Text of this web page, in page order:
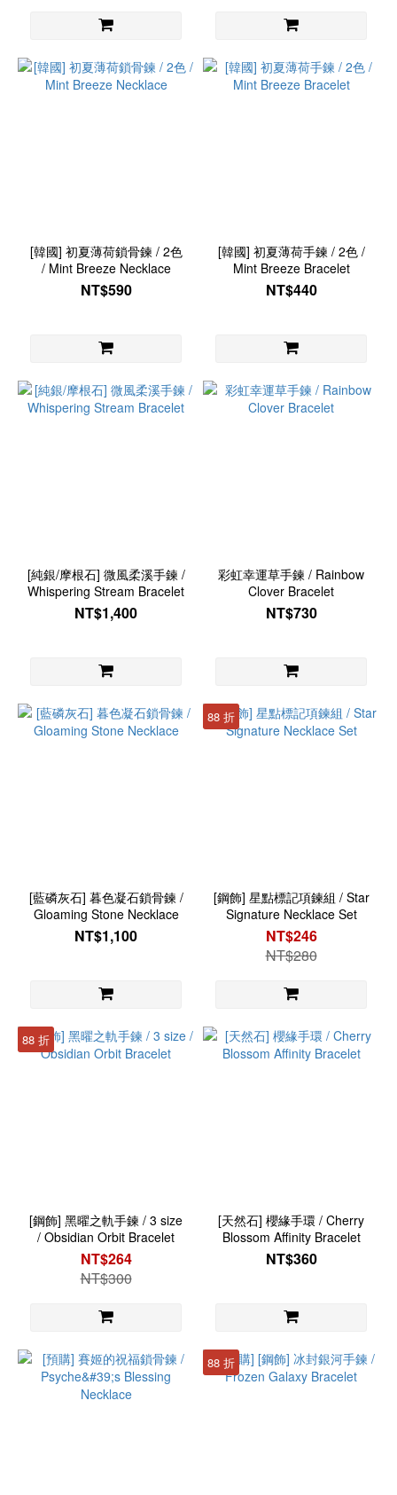
[韓國] 初夏薄荷鎖骨鍊 / 2色
/ Mint Breeze Necklace
NT$590
[韓國] 初夏薄荷手鍊 / 2色 /
Mint Breeze Bracelet
NT$440
[純銀/摩根石] 微風柔溪手鍊 /
Whispering Stream Bracelet
NT$1,400
彩虹幸運草手鍊 / Rainbow
Clover Bracelet
NT$730
[藍磷灰石] 暮色凝石鎖骨鍊 /
Gloaming Stone Necklace
NT$1,100
88 折
[鋼飾] 星點標記項鍊組 / Star
Signature Necklace Set
NT$246
NT$280
88 折
[鋼飾] 黑曜之軌手鍊 / 3 size
/ Obsidian Orbit Bracelet
NT$264
NT$300
[天然石] 櫻緣手環 / Cherry
Blossom Affinity Bracelet
NT$360
88 折